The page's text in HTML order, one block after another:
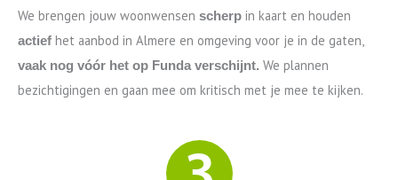
We brengen jouw woonwensen scherp in kaart en houden
actief het aanbod in Almere en omgeving voor je in de gaten,
vaak nog vóór het op Funda verschijnt. We plannen
bezichtigingen en gaan mee om kritisch met je mee te kijken.